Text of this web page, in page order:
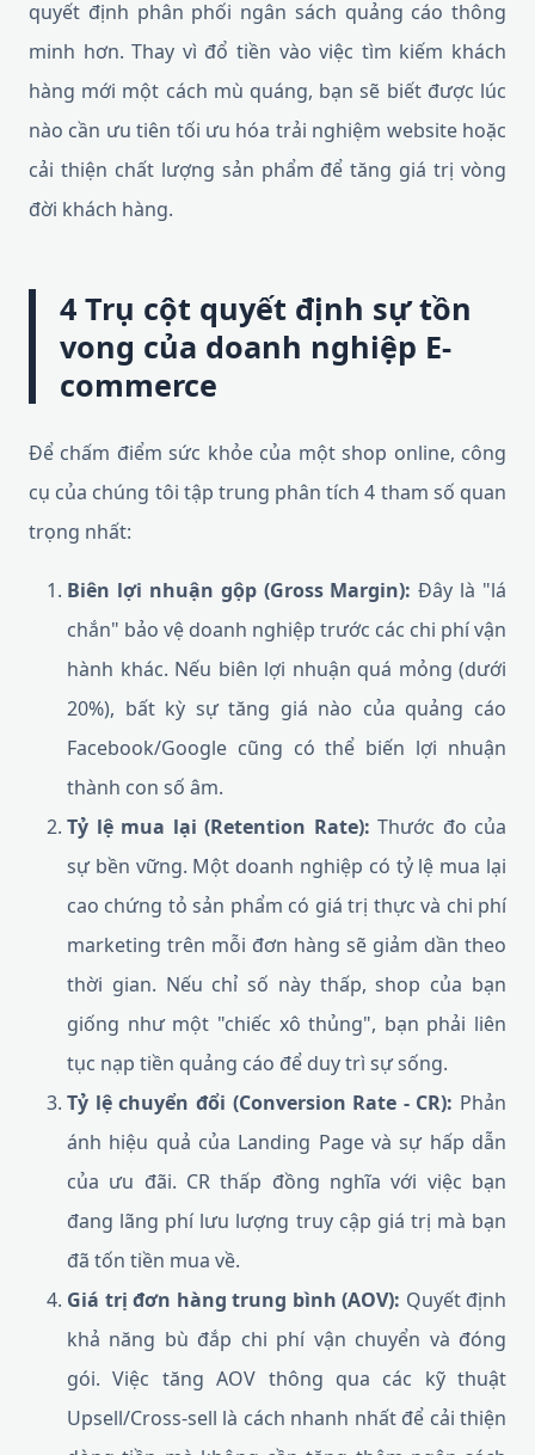
quyết định phân phối ngân sách quảng cáo thông
minh hơn. Thay vì đổ tiền vào việc tìm kiếm khách
hàng mới một cách mù quáng, bạn sẽ biết được lúc
nào cần ưu tiên tối ưu hóa trải nghiệm website hoặc
cải thiện chất lượng sản phẩm để tăng giá trị vòng
đời khách hàng.
4 Trụ cột quyết định sự tồn
vong của doanh nghiệp E-
commerce
Để chấm điểm sức khỏe của một shop online, công
cụ của chúng tôi tập trung phân tích 4 tham số quan
trọng nhất:
Biên lợi nhuận gộp (Gross Margin): Đây là "lá
chắn" bảo vệ doanh nghiệp trước các chi phí vận
hành khác. Nếu biên lợi nhuận quá mỏng (dưới
20%), bất kỳ sự tăng giá nào của quảng cáo
Facebook/Google cũng có thể biến lợi nhuận
thành con số âm.
Tỷ lệ mua lại (Retention Rate): Thước đo của
sự bền vững. Một doanh nghiệp có tỷ lệ mua lại
cao chứng tỏ sản phẩm có giá trị thực và chi phí
marketing trên mỗi đơn hàng sẽ giảm dần theo
thời gian. Nếu chỉ số này thấp, shop của bạn
giống như một "chiếc xô thủng", bạn phải liên
tục nạp tiền quảng cáo để duy trì sự sống.
Tỷ lệ chuyển đổi (Conversion Rate - CR): Phản
ánh hiệu quả của Landing Page và sự hấp dẫn
của ưu đãi. CR thấp đồng nghĩa với việc bạn
đang lãng phí lưu lượng truy cập giá trị mà bạn
đã tốn tiền mua về.
Giá trị đơn hàng trung bình (AOV): Quyết định
khả năng bù đắp chi phí vận chuyển và đóng
gói. Việc tăng AOV thông qua các kỹ thuật
Upsell/Cross-sell là cách nhanh nhất để cải thiện